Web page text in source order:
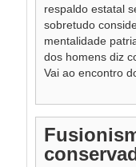
respaldo estatal
sobretudo
mentalidade
dos homens diz
Vai ao encontro